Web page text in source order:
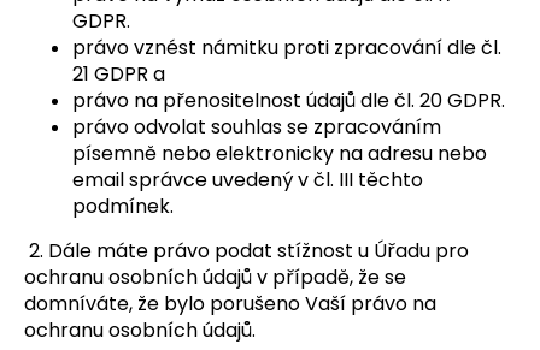
GDPR.
právo vznést námitku proti zpracování dle čl.
21 GDPR a
právo na přenositelnost údajů dle čl. 20 GDPR.
právo odvolat souhlas se zpracováním
písemně nebo elektronicky na adresu nebo
email správce uvedený v čl. III těchto
podmínek.
2. Dále máte právo podat stížnost u Úřadu pro
ochranu osobních údajů v případě, že se
domníváte, že bylo porušeno Vaší právo na
ochranu osobních údajů.